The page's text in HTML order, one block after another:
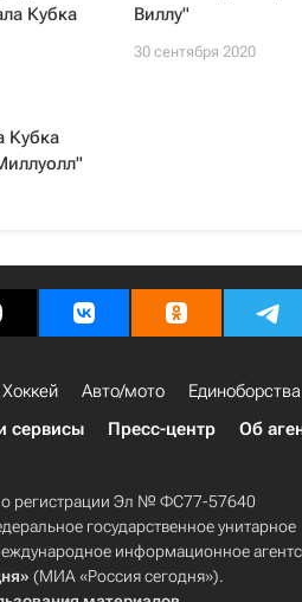
Кубка
Виллу"
30 сентября 2020
Кубка
Хоккей Авто/мото Единоборства
сервисы Пресс-центр Об
о регистрации Эл № ФС77-57640
государственное унитарное
информационное
(МИА «Россия сегодня»).